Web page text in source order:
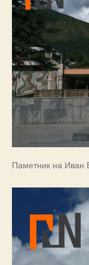
Паметник на Иван